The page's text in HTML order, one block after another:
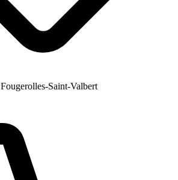
Fougerolles-Saint-Valbert